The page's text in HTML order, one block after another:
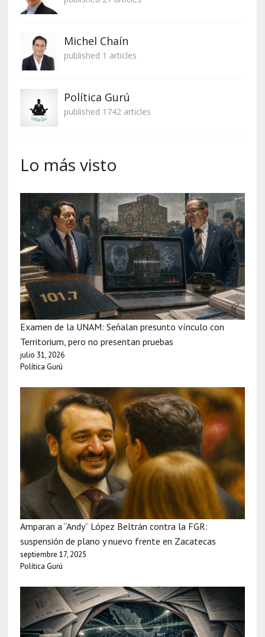
Michel Chaín
published 1 articles
Política Gurú
published 1742 articles
Lo más visto
Examen de la UNAM: Señalan presunto vínculo con
Territorium, pero no presentan pruebas
julio 31, 2026
Política Gurú
Amparan a “Andy” López Beltrán contra la FGR:
suspensión de plano y nuevo frente en Zacatecas
septiembre 17, 2025
Política Gurú